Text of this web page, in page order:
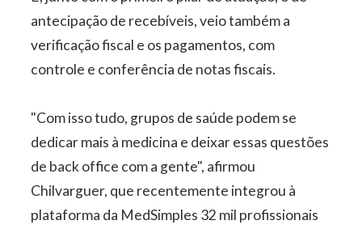
antecipação de recebíveis, veio também a
verificação fiscal e os pagamentos, com
controle e conferência de notas fiscais.
"Com isso tudo, grupos de saúde podem se
dedicar mais à medicina e deixar essas questões
de back office com a gente", afirmou
Chilvarguer, que recentemente integrou à
plataforma da MedSimples 32 mil profissionais